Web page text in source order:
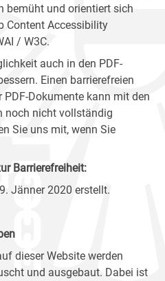
bemüht und orientiert sich
Content Accessibility
/ W3C.
auch in den PDF-
Einen barrierefreien
Dokumente kann mit den
noch nicht vollständig
Sie uns mit, wenn Sie
Barrierefreiheit:
Jänner 2020 erstellt.
dieser Website werden
und ausgebaut. Dabei ist